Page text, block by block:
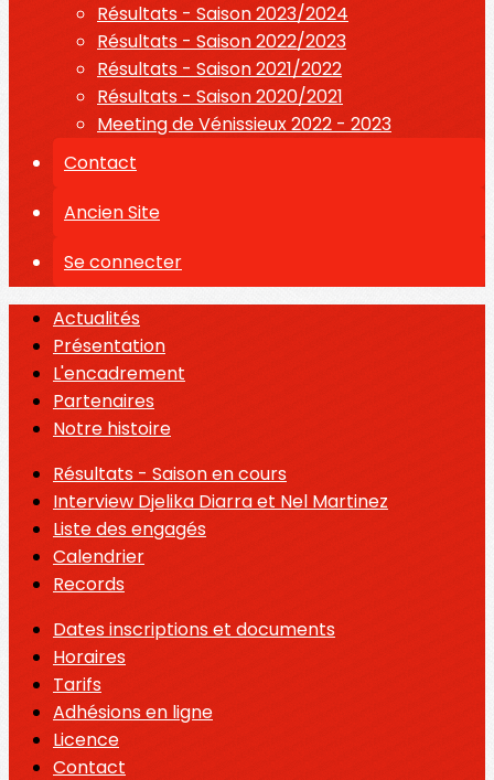
Résultats - Saison 2023/2024
Résultats - Saison 2022/2023
Résultats - Saison 2021/2022
Résultats - Saison 2020/2021
Meeting de Vénissieux 2022 - 2023
Contact
Ancien Site
Se connecter
Actualités
Présentation
L'encadrement
Partenaires
Notre histoire
Résultats - Saison en cours
Interview Djelika Diarra et Nel Martinez
Liste des engagés
Calendrier
Records
Dates inscriptions et documents
Horaires
Tarifs
Adhésions en ligne
Licence
Contact